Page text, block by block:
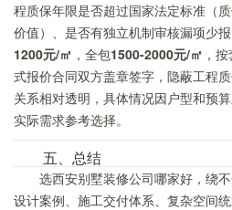
程质保年限是否超过国家法定标准（
价值）、是否有独立机制审核漏项少报
1200元/㎡ ，全包1500-2000元/㎡ ，
式报价合同双方盖章签字，隐蔽工程
关系相对透明，具体情况因户型和预
实际需求参考选择。
五、总结
选西安别墅装修公司哪家好，绕
设计案例、施工交付体系、复杂空间